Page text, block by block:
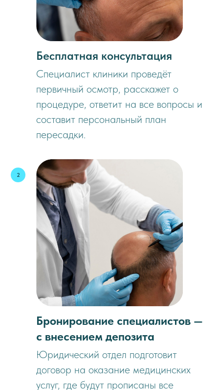
Бесплатная консультация
Специалист клиники проведёт
первичный осмотр, расскажет о
процедуре, ответит на все вопросы и
составит персональный план
пересадки.
Бронирование специалистов —
с внесением депозита
Юридический отдел подготовит
договор на оказание медицинских
услуг, где будут прописаны все